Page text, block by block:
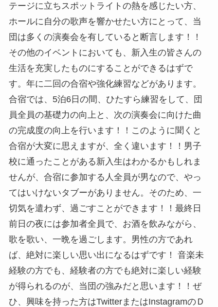
テージに立ちスポットライトの熱を感じたい方、
ホールに自分の歌声を響かせたい方にとって、当
団は多くの演奏会を有していると断言します！！
その他のイベントにおいても、新入生の皆さんの
生活を充実したものにすることができるはずで
す。年に二回の合宿や強化練習などがあります。
合宿では、5泊6日の間、ひたすら練習をして、団
員全員の基礎力の向上と、次の演奏会に向けた曲
の完成度の向上を行います！！このように聞くと
合宿が大変に思えますが、全く違います！！男子
校に通ったことがある新入生はわかるかもしれま
せんが、合宿に参加する人全員が男なので、やっ
てはいけないタブーがありません。そのため、一
切気を遣わず、過ごすことができます！！最終日
前日の夜には参加者全員で、お酒を飲みながら、
歌を歌い、一晩を過ごします。男性の方であれ
ば、絶対に楽しい思い出になるはずです！ 音楽未
経験の方でも、経験者の方でも絶対に楽しい経験
が得られるのが、当団の強みだと思います！！ぜ
ひ、興味を持った方はTwitterまたはInstagramのＤ